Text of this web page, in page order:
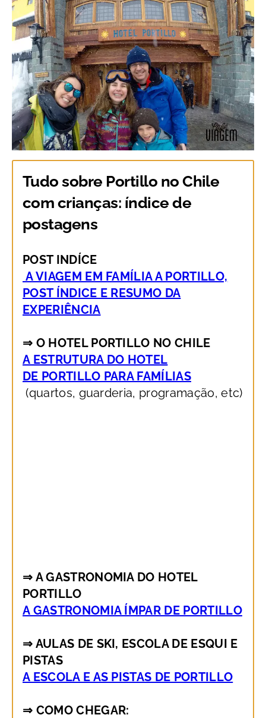
Tudo sobre Portillo no Chile
com crianças: índice de
postagens
POST INDÍCE
A VIAGEM EM FAMÍLIA A PORTILLO,
POST ÍNDICE E RESUMO DA
EXPERIÊNCIA
⇒ O HOTEL PORTILLO NO CHILE
A ESTRUTURA DO HOTEL
DE PORTILLO PARA FAMÍLIAS
(quartos, guarderia, programação, etc)
⇒ A GASTRONOMIA DO HOTEL
PORTILLO
A GASTRONOMIA ÍMPAR DE PORTILLO
⇒ AULAS DE SKI, ESCOLA DE ESQUI E
PISTAS
A ESCOLA E AS PISTAS DE PORTILLO
⇒ COMO CHEGAR: